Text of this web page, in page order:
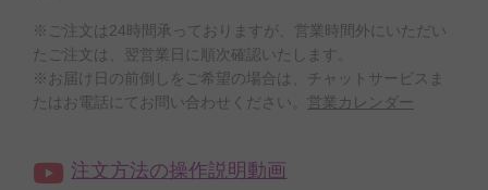
※ご注文は24時間承っておりますが、営業時間外にいただい
たご注文は、翌営業日に順次確認いたします。
※お届け日の前倒しをご希望の場合は、チャットサービスま
たはお電話にてお問い合わせください。
営業カレンダー
注文方法の操作説明動画